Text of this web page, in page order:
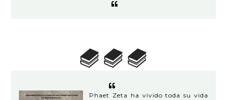
Phaet Zeta ha vivido toda su vida